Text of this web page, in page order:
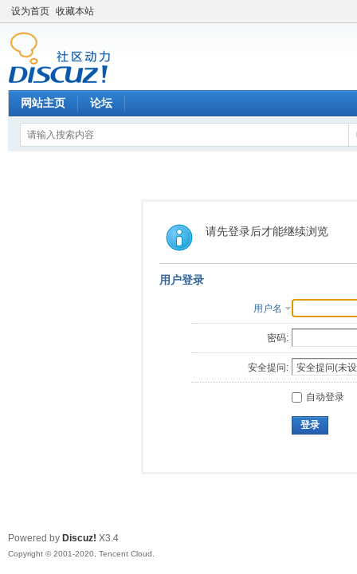
设为首页 收藏本站
网站主页 论坛
请先登录后才能继续浏览
用户登录
用户名
密码:
安全提问:
自动登录
登录
Powered by Discuz! X3.4
Copyright © 2001-2020, Tencent Cloud.